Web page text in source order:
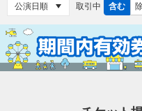
取引中 含む